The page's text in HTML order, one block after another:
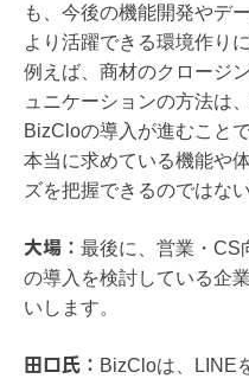
も、今後の機能開発やデ
より活躍できる環境作り
例えば、商材のクロージ
ュニケーションの方法は
BizCloの導入が進むこと
本当に求めている機能や
ズを把握できるのではな
大場： 最後に、営業・CS
の導入を検討している企
いします。
​​田口氏： BizCloは、LINE